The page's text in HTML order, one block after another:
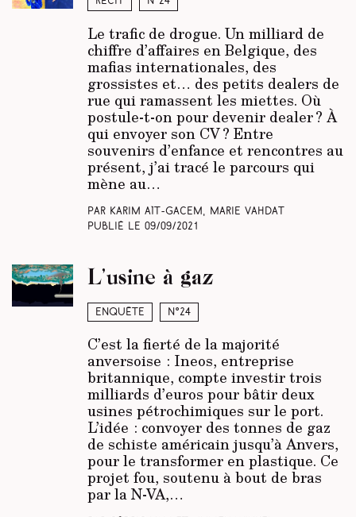
Le trafic de drogue. Un milliard de
chiffre d’affaires en Belgique, des
mafias internationales, des
grossistes et… des petits dealers de
rue qui ramassent les miettes. Où
postule-t-on pour devenir dealer ? À
qui envoyer son CV ? Entre
souvenirs d’enfance et rencontres au
présent, j’ai tracé le parcours qui
mène au…
Par Karim Aït-Gacem, Marie Vahdat
Publié le 09/09/2021
Enquête N°24
L’usine à gaz
C’est la fierté de la majorité
anversoise : Ineos, entreprise
britannique, compte investir trois
milliards d’euros pour bâtir deux
usines pétrochimiques sur le port.
L’idée : convoyer des tonnes de gaz
de schiste américain jusqu’à Anvers,
pour le transformer en plastique. Ce
projet fou, soutenu à bout de bras
par la N-VA,…